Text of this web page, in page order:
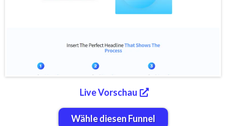
Live Vorschau
Wähle diesen Funnel